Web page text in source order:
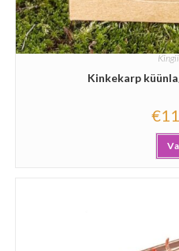
Kinkekarp
€